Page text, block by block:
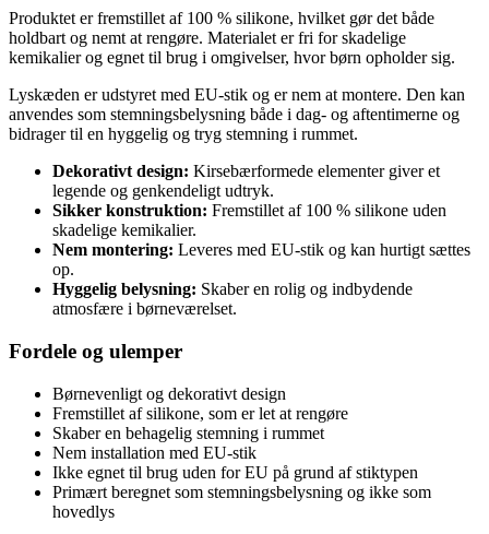
Produktet er fremstillet af 100 % silikone, hvilket gør det både
holdbart og nemt at rengøre. Materialet er fri for skadelige
kemikalier og egnet til brug i omgivelser, hvor børn opholder sig.
Lyskæden er udstyret med EU-stik og er nem at montere. Den kan
anvendes som stemningsbelysning både i dag- og aftentimerne og
bidrager til en hyggelig og tryg stemning i rummet.
Dekorativt design: Kirsebærformede elementer giver et
legende og genkendeligt udtryk.
Sikker konstruktion: Fremstillet af 100 % silikone uden
skadelige kemikalier.
Nem montering: Leveres med EU-stik og kan hurtigt sættes
op.
Hyggelig belysning: Skaber en rolig og indbydende
atmosfære i børneværelset.
Fordele og ulemper
Børnevenligt og dekorativt design
Fremstillet af silikone, som er let at rengøre
Skaber en behagelig stemning i rummet
Nem installation med EU-stik
Ikke egnet til brug uden for EU på grund af stiktypen
Primært beregnet som stemningsbelysning og ikke som
hovedlys